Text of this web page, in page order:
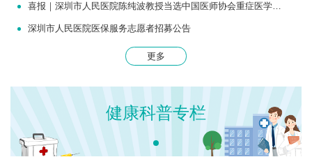
喜报｜深圳市人民医院陈纯波教授当选中国医师协会重症医学医师分会常务委员
深圳市人民医院医保服务志愿者招募公告
更多
健康科普专栏